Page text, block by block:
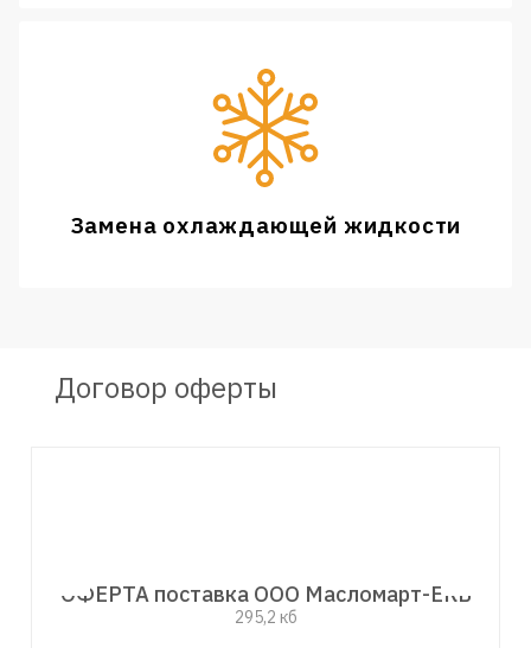
Замена охлаждающей жидкости
Договор оферты
ОФЕРТА поставка ООО Масломарт-ЕКБ
295,2 кб